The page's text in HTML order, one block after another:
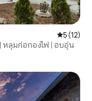
คะแนนเฉลี่
5 (12)
หลุมก่อกองไฟ | อบอุ่น